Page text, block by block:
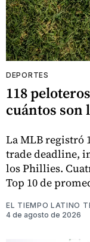
DEPORTES
118
cuántos son
La MLB registró
trade deadline,
los Phillies.
Top 10 de
EL TIEMPO LATINO
4 de agosto de 2026